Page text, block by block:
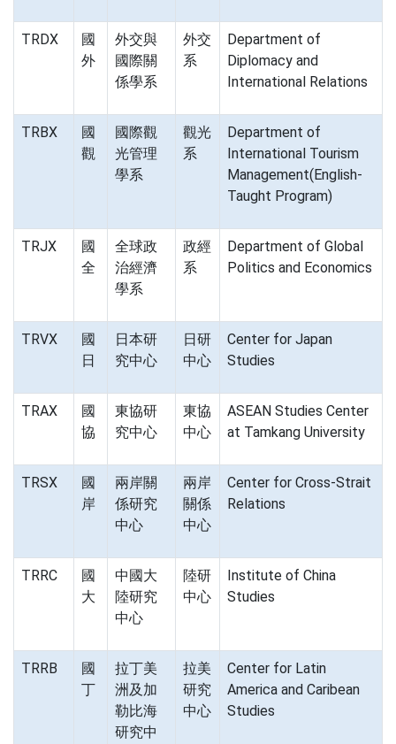
TRDX
國
外
外交與
國際關
係學系
外交
系
Department of
Diplomacy and
International Relations
TRBX
國
觀
國際觀
光管理
學系
觀光
系
Department of
International Tourism
Management(English-
Taught Program)
TRJX
國
全
全球政
治經濟
學系
政經
系
Department of Global
Politics and Economics
TRVX
國
日
日本研
究中心
日研
中心
Center for Japan
Studies
TRAX
國
協
東協研
究中心
東協
中心
ASEAN Studies Center
at Tamkang University
TRSX
國
岸
兩岸關
係研究
中心
兩岸
關係
中心
Center for Cross-Strait
Relations
TRRC
國
大
中國大
陸研究
中心
陸研
中心
Institute of China
Studies
TRRB
國
丁
拉丁美
洲及加
勒比海
研究中
拉美
研究
中心
Center for Latin
America and Caribean
Studies